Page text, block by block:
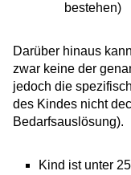
bestehen)
Darüber hinaus
zwar keine der
jedoch die
des Kindes nicht
Bedarfsauslösung).
Kind ist unter